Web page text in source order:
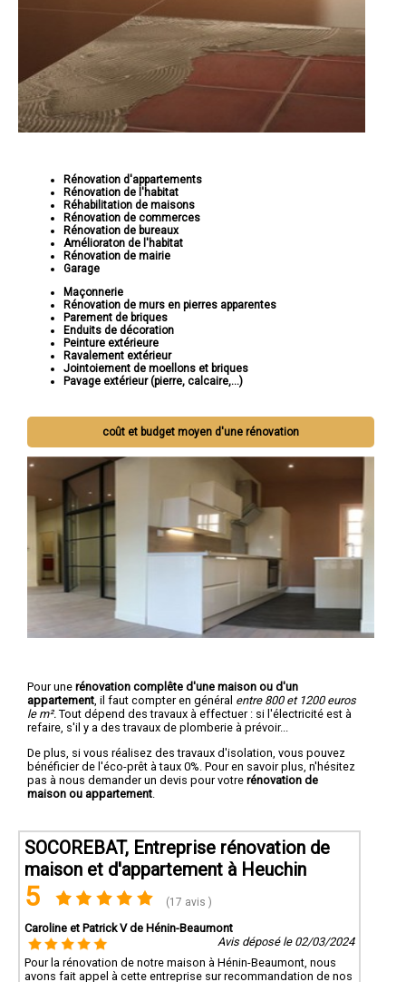
Rénovation d'appartements
Rénovation de l'habitat
Réhabilitation de maisons
Rénovation de commerces
Rénovation de bureaux
Amélioraton de l'habitat
Rénovation de mairie
Garage
Maçonnerie
Rénovation de murs en pierres apparentes
Parement de briques
Enduits de décoration
Peinture extérieure
Ravalement extérieur
Jointoiement de moellons et briques
Pavage extérieur (pierre, calcaire,...)
coût et budget moyen d'une rénovation
Pour une rénovation complête d'une maison ou d'un
appartement , il faut compter en général entre 800 et 1200 euros
le m². Tout dépend des travaux à effectuer : si l'électricité est à
refaire, s'il y a des travaux de plomberie à prévoir...
De plus, si vous réalisez des travaux d'isolation, vous pouvez
bénéficier de l'éco-prêt à taux 0%. Pour en savoir plus, n'hésitez
pas à nous demander un devis pour votre rénovation de
maison ou appartement
SOCOREBAT, Entreprise rénovation de
maison et d'appartement à Heuchin
5 (17 avis )
Caroline et Patrick V de Hénin-Beaumont
Avis déposé le 02/03/2024
Pour la rénovation de notre maison à Hénin-Beaumont, nous
avons fait appel à cette entreprise sur recommandation de nos